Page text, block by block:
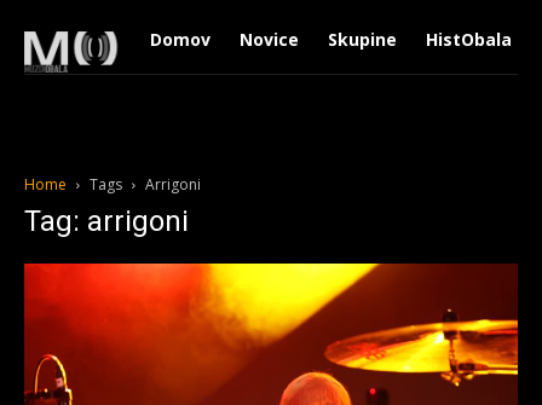
Domov Novice Skupine HistObala
Home Tags Arrigoni
Tag: arrigoni